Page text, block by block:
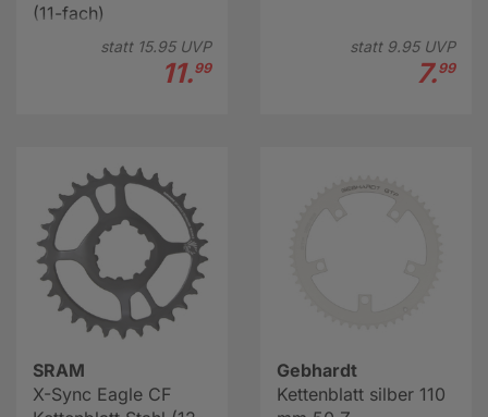
(11-fach)
statt 15.95UVP
11.99
statt 9.95UVP
7.99
SRAM
X-Sync Eagle CF
Gebhardt
Kettenblatt silber 110